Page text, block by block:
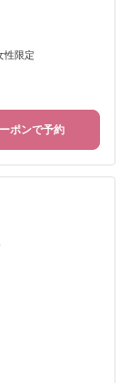
性限定
ポンで予約